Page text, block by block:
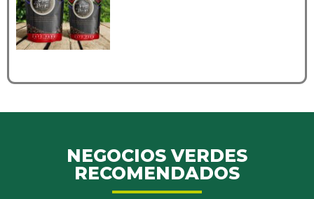
NEGOCIOS VERDES
RECOMENDADOS